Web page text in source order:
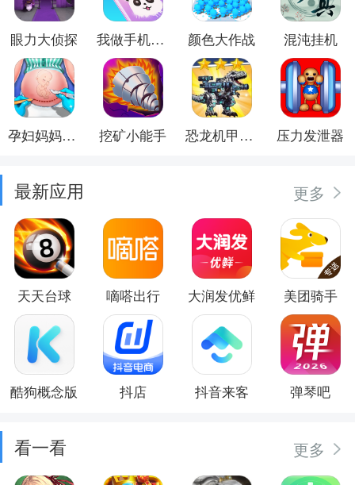
眼力大侦探 我做手机壳特好看 颜色大作战 混沌挂机
孕妇妈妈日记 挖矿小能手 恐龙机甲射手 压力发泄器
最新应用 更多
天天台球 嘀嗒出行 大润发优鲜 美团骑手
酷狗概念版 抖店 抖音来客 弹琴吧
看一看 更多